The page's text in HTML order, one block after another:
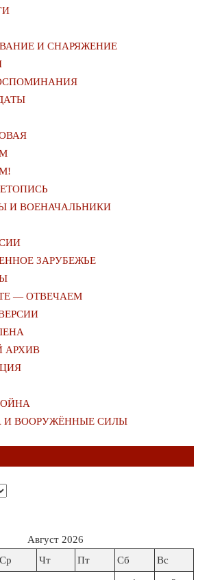
И СНАРЯЖЕНИЕ
И ВОЕНАЧАЛЬНИКИ
ЗАРУБЕЖЬЕ
— ОТВЕЧАЕМ
АРХИВ
И ВООРУЖЁННЫЕ СИЛЫ
Август 2026
Ср Чт Пт Сб Вс